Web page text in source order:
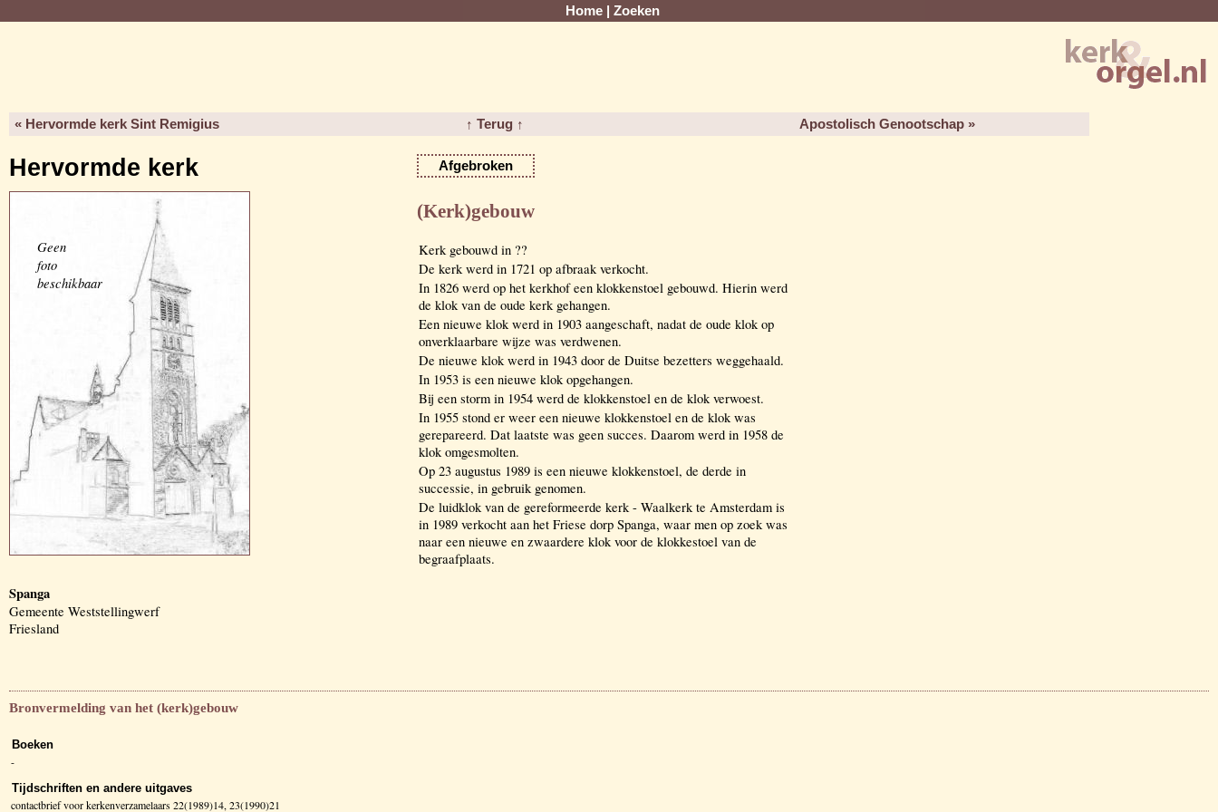
Home Zoeken
« Hervormde kerk Sint Remigius ↑ Terug ↑ Apostolisch Genootschap »
Hervormde kerk Afgebroken
Geen
foto
beschikbaar
Spanga
Gemeente Weststellingwerf
Friesland
(Kerk)gebouw
Kerk gebouwd in ??
De kerk werd in 1721 op afbraak verkocht.
In 1826 werd op het kerkhof een klokkenstoel gebouwd. Hierin werd
de klok van de oude kerk gehangen.
Een nieuwe klok werd in 1903 aangeschaft, nadat de oude klok op
onverklaarbare wijze was verdwenen.
De nieuwe klok werd in 1943 door de Duitse bezetters weggehaald.
In 1953 is een nieuwe klok opgehangen.
Bij een storm in 1954 werd de klokkenstoel en de klok verwoest.
In 1955 stond er weer een nieuwe klokkenstoel en de klok was
gerepareerd. Dat laatste was geen succes. Daarom werd in 1958 de
klok omgesmolten.
Op 23 augustus 1989 is een nieuwe klokkenstoel, de derde in
successie, in gebruik genomen.
De luidklok van de gereformeerde kerk - Waalkerk te Amsterdam is
in 1989 verkocht aan het Friese dorp Spanga, waar men op zoek was
naar een nieuwe en zwaardere klok voor de klokkestoel van de
begraafplaats.
Bronvermelding van het (kerk)gebouw
Boeken
-
Tijdschriften en andere uitgaves
contactbrief voor kerkenverzamelaars 22(1989)14, 23(1990)21